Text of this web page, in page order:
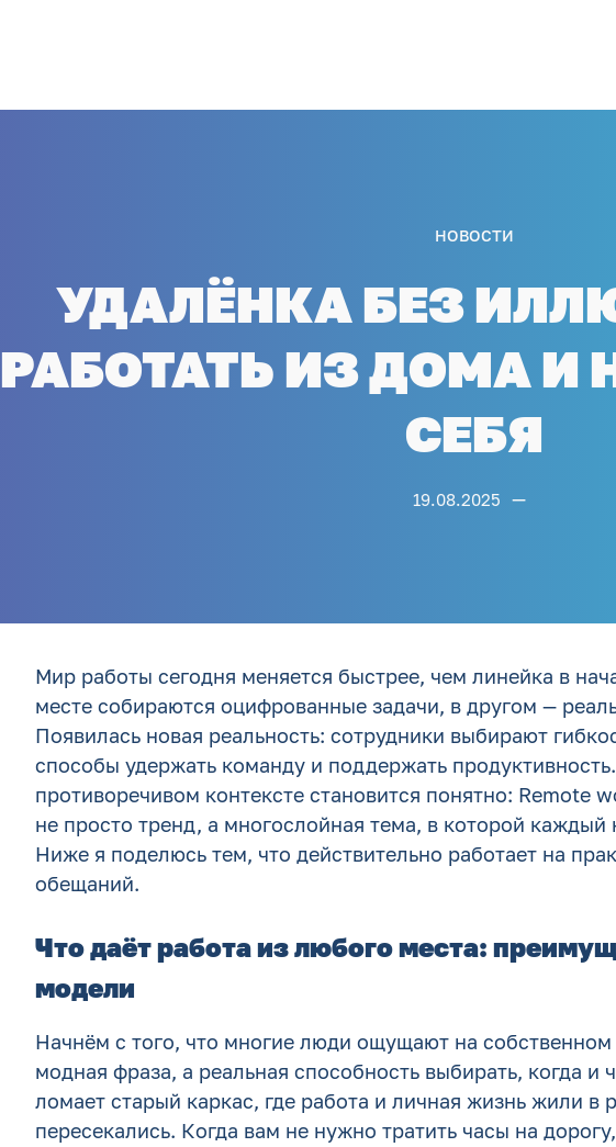
НОВОСТИ
УДАЛЁНКА БЕЗ
РАБОТАТЬ ИЗ ДОМА И
СЕБЯ
19.08.2025 —
Мир работы сегодня меняется быстрее, чем линейка в
месте собираются оцифрованные задачи, в другом —
Появилась новая реальность: сотрудники выбирают
способы удержать команду и поддержать
противоречивом контексте становится понятно: Remote
не просто тренд, а многослойная тема, в которой
Ниже я поделюсь тем, что действительно работает на
обещаний.
Что даёт работа из любого места:
модели
Начнём с того, что многие люди ощущают на собственном
модная фраза, а реальная способность выбирать, когда и
ломает старый каркас, где работа и личная жизнь жили в
пересекались. Когда вам не нужно тратить часы на